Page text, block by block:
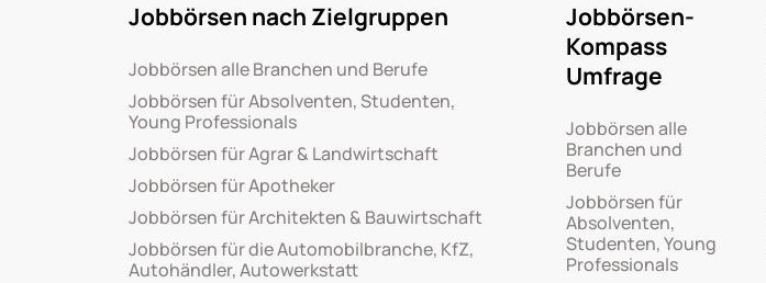
Jobbörsen nach Zielgruppen
Jobbörsen alle Branchen und Berufe
Jobbörsen für Absolventen, Studenten,
Young Professionals
Jobbörsen für Agrar & Landwirtschaft
Jobbörsen für Apotheker
Jobbörsen für Architekten & Bauwirtschaft
Jobbörsen für die Automobilbranche, KfZ,
Autohändler, Autowerkstatt
Jobbörsen-
Kompass
Umfrage
Jobbörsen alle
Branchen und
Berufe
Jobbörsen für
Absolventen,
Studenten, Young
Professionals